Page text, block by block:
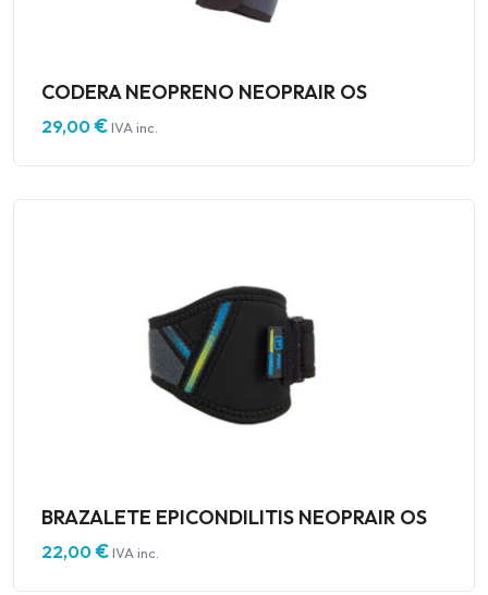
CODERA NEOPRENO NEOPRAIR OS
29,00€IVA inc.
BRAZALETE EPICONDILITIS NEOPRAIR OS
22,00€IVA inc.